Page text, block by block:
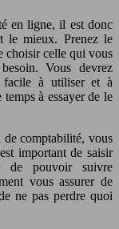
en ligne, il est donc
le mieux. Prenez le
choisir celle qui vous
Vous devrez
facile à utiliser et à
à essayer de le
comptabilité, vous
important de saisir
de pouvoir suivre
vous assurer de
ne pas perdre quoi